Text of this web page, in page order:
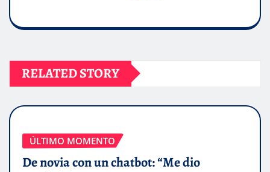
RELATED STORY
ÚLTIMO MOMENTO
De novia con un chatbot: “Me dio